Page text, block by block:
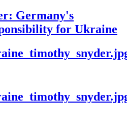
Germany's
for Ukraine